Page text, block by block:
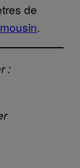
de
.
: